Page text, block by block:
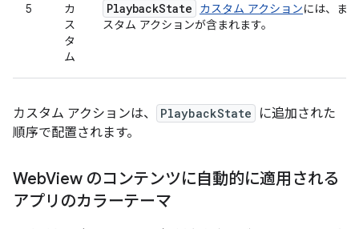
5
カ
ス
タ
ム
PlaybackState カスタム アクションには、ま
スタム アクションが含まれます。
カスタム アクションは、 PlaybackState
に追加された
順序で配置されます。
WebView のコンテンツに自動的に適用される
アプリのカラーテーマ